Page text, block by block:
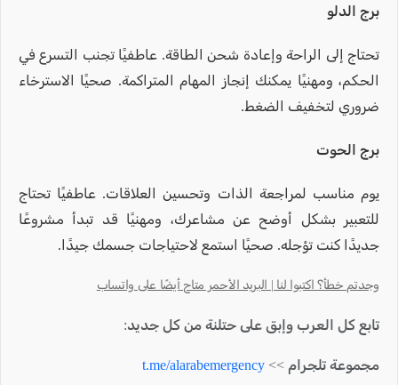
برج الدلو
تحتاج إلى الراحة وإعادة شحن الطاقة. عاطفيًا تجنب التسرع في
الحكم، ومهنيًا يمكنك إنجاز المهام المتراكمة. صحيًا الاسترخاء
ضروري لتخفيف الضغط.
برج الحوت
يوم مناسب لمراجعة الذات وتحسين العلاقات. عاطفيًا تحتاج
للتعبير بشكل أوضح عن مشاعرك، ومهنيًا قد تبدأ مشروعًا
جديدًا كنت تؤجله. صحيًا استمع لاحتياجات جسمك جيدًا.
وجدتم خطأ؟ اكتبوا لنا | البريد الأحمر متاح أيضًا على واتساب
تابع كل العرب وإبق على حتلنة من كل جديد:
مجموعة تلجرام >> t.me/alarabemergency